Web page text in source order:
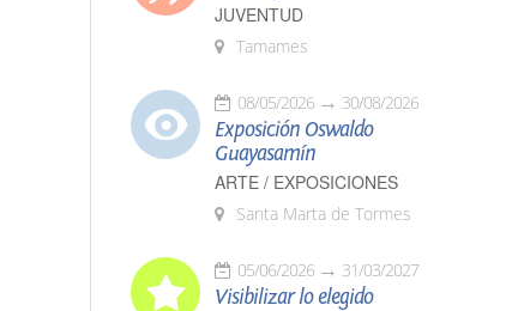
JUVENTUD
Tamames
08/05/2026 30/08/2026
Exposición Oswaldo
Guayasamín
ARTE / EXPOSICIONES
Santa Marta de Tormes
05/06/2026 31/03/2027
Visibilizar lo elegido